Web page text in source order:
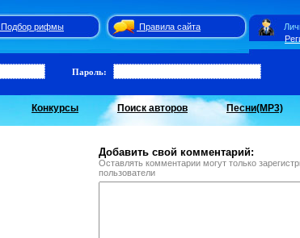
Подбор рифмы
Правила сайта
Пароль:
Конкурсы Поиск авторов Песни(MP3)
Добавить свой комментарий:
Оставлять комментарии могут только
пользователи